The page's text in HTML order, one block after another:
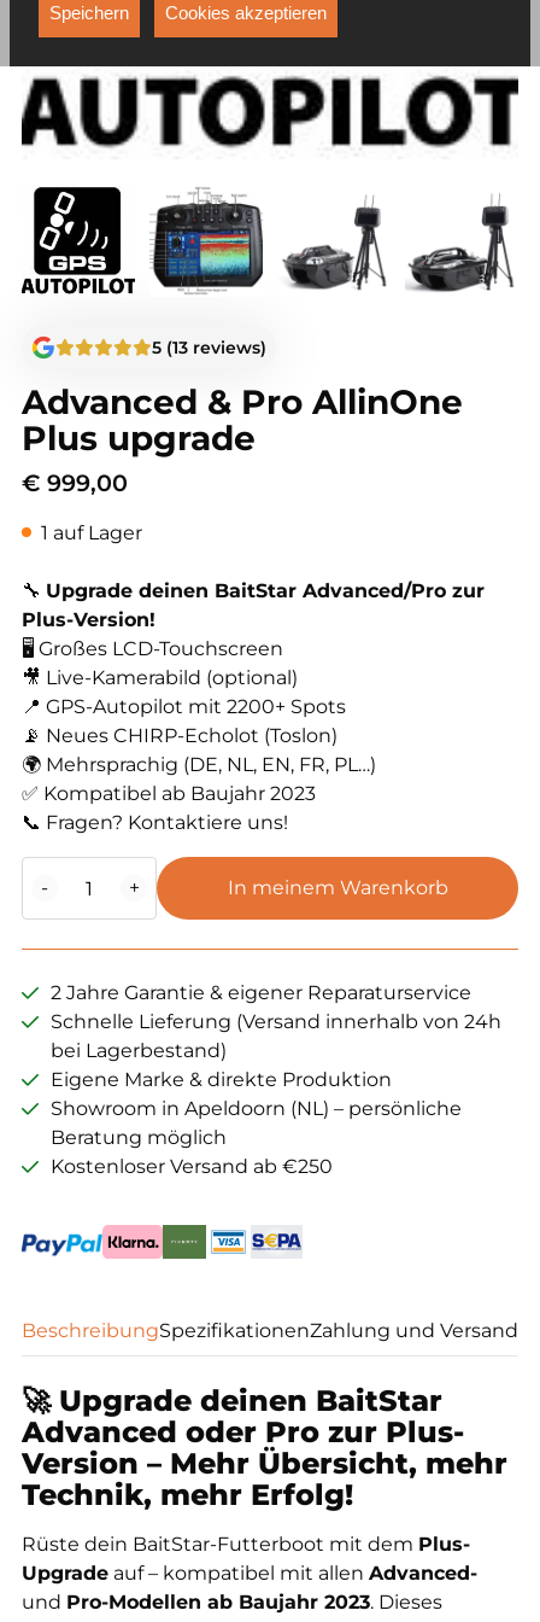
Advanced & Pro AllinOne
Plus upgrade
€ 999,00
1 auf Lager
🔧 Upgrade deinen BaitStar Advanced/Pro zur
Plus-Version!
🖥️ Großes LCD-Touchscreen
🎥 Live-Kamerabild (optional)
📍 GPS-Autopilot mit 2200+ Spots
📡 Neues CHIRP-Echolot (Toslon)
🌍 Mehrsprachig (DE, NL, EN, FR, PL…)
✅ Kompatibel ab Baujahr 2023
📞 Fragen? Kontaktiere uns!
-
Pro
AllinOne
Plus
upgrade
Menge
+ In meinem Warenkorb
5 (13 reviews)
2 Jahre Garantie & eigener Reparaturservice
Schnelle Lieferung (Versand innerhalb von 24h
bei Lagerbestand)
Eigene Marke & direkte Produktion
Showroom in Apeldoorn (NL) – persönliche
Beratung möglich
Kostenloser Versand ab €250
BeschreibungSpezifikationenZahlung und Versand
🚀 Upgrade deinen BaitStar
Advanced oder Pro zur Plus-
Version – Mehr Übersicht, mehr
Technik, mehr Erfolg!
Rüste dein BaitStar-Futterboot mit dem Plus-
Upgrade auf – kompatibel mit allen Advanced-
und Pro-Modellen ab Baujahr 2023. Dieses
dieselbe Werbung ständig angezeigt wird.
Speichern Cookies akzeptieren